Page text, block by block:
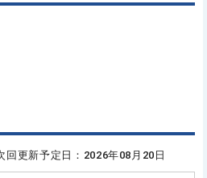
更新予定日：2026年08月20日